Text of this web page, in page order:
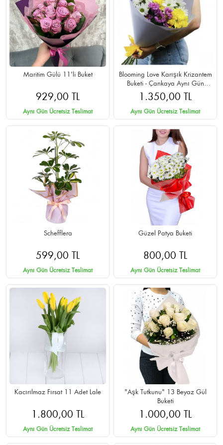
Maritim Gülü 11'li Buket
929,00 TL
Aynı Gün Ücretsiz Teslimat
Blooming Love Karışık Krizantem
Buketi - Çankaya Aynı Gün
Teslimat
1.350,00 TL
Aynı Gün Ücretsiz Teslimat
Schefflera
599,00 TL
Aynı Gün Ücretsiz Teslimat
Güzel Patya Buketi
800,00 TL
Aynı Gün Ücretsiz Teslimat
Kacırılmaz Fırsat 11 Adet Lale
1.800,00 TL
Aynı Gün Ücretsiz Teslimat
"Aşk Tutkunu" 13 Beyaz Gül
Buketi
1.000,00 TL
Aynı Gün Ücretsiz Teslimat